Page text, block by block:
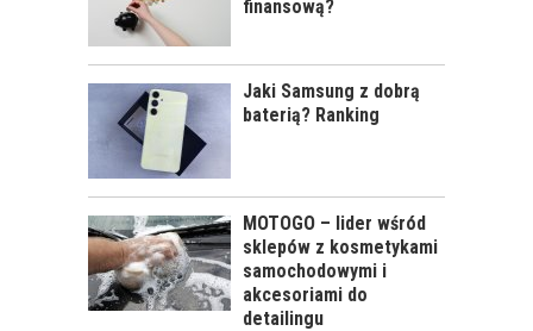
finansową?
Jaki Samsung z dobrą
baterią? Ranking
MOTOGO – lider wśród
sklepów z kosmetykami
samochodowymi i
akcesoriami do
detailingu